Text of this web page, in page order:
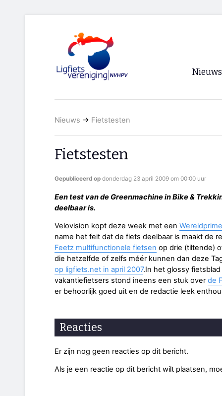
Nieuws
Nieuws → Fietstesten
Fietstesten
Gepubliceerd op donderdag 23 april 2009 om 00:00 uur
Een test van de Greenmachine in Bike &
deelbaar is.
Velovision kopt deze week met een
name het feit dat de fiets deelbaar is maakt de
Feetz multifunctionele fietsen op drie (tiltende)
die hetzelfde of zelfs méér kunnen dan deze
op ligfiets.net in april 2007.In het glossy
vakantiefietsers stond ineens een stuk overde
er behoorlijk goed uit en de redactie leek
Reacties
Er zijn nog geen reacties op dit bericht.
Als je een reactie op dit bericht wilt plaatsen,